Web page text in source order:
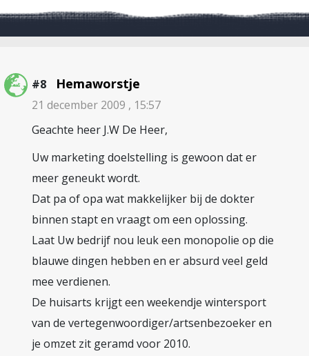
#8 Hemaworstje
21 december 2009 , 15:57
Geachte heer J.W De Heer,
Uw marketing doelstelling is gewoon dat er
meer geneukt wordt.
Dat pa of opa wat makkelijker bij de dokter
binnen stapt en vraagt om een oplossing.
Laat Uw bedrijf nou leuk een monopolie op die
blauwe dingen hebben en er absurd veel geld
mee verdienen.
De huisarts krijgt een weekendje wintersport
van de vertegenwoordiger/artsenbezoeker en
je omzet zit geramd voor 2010.